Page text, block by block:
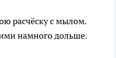
расчёску с мылом.
намного дольше.